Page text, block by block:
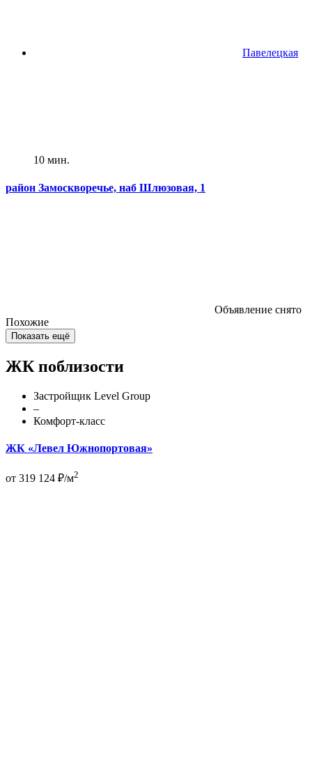
Павелецкая
10 мин.
район Замоскворечье, наб Шлюзовая, 1
Объявление снято
Похожие
Показать ещё
ЖК поблизости
Застройщик Level Group
–
Комфорт-класс
ЖК «Левел Южнопортовая»
от 319 124 ₽/м2